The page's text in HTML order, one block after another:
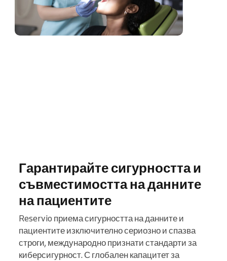
Гарантирайте сигурността и
съвместимостта на данните
на пациентите
Reservio приема сигурността на данните и
пациентите изключително сериозно и спазва
строги, международно признати стандарти за
киберсигурност. С глобален капацитет за